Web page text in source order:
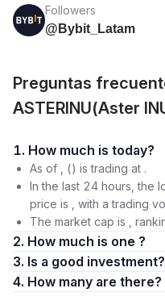
Followers
@Bybit_Latam
Preguntas
ASTERINU(Aster
1. How much is today?
As of , () is trading at .
In the last 24 hours, the
price is , with a trading
The market cap is ,
2. How much is one ?
3. Is a good investment?
4. How many are there?